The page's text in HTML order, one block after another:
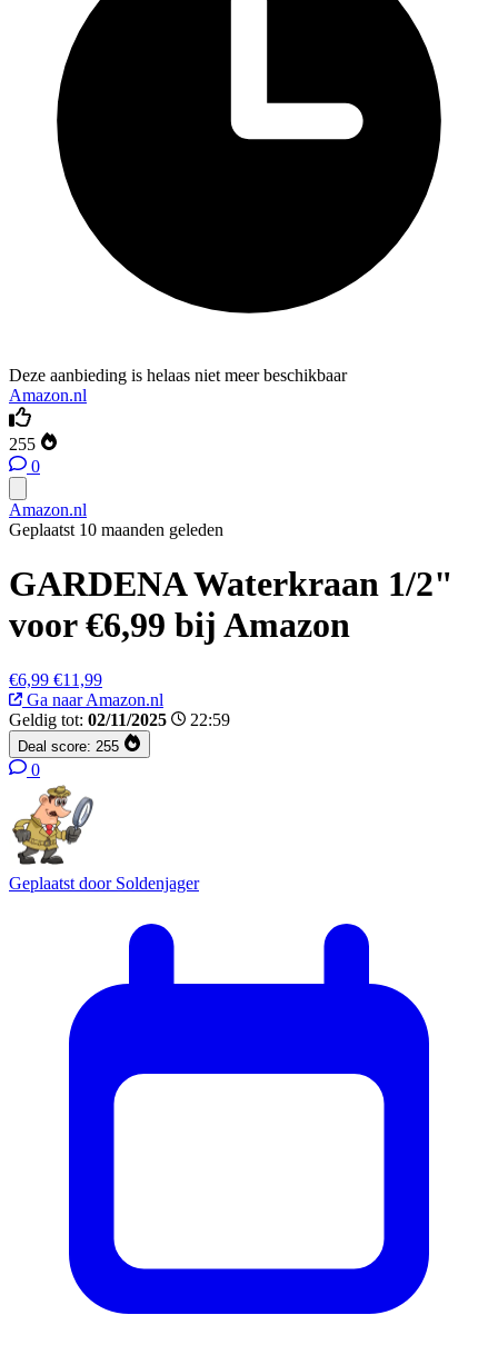
Deze aanbieding is helaas niet meer beschikbaar
Amazon.nl
255
0
Amazon.nl
Geplaatst 10 maanden geleden
GARDENA Waterkraan 1/2"
voor €6,99 bij Amazon
€6,99 €11,99
Ga naar Amazon.nl
Geldig tot: 02/11/2025 22:59
Deal score: 255
0
Geplaatst door Soldenjager